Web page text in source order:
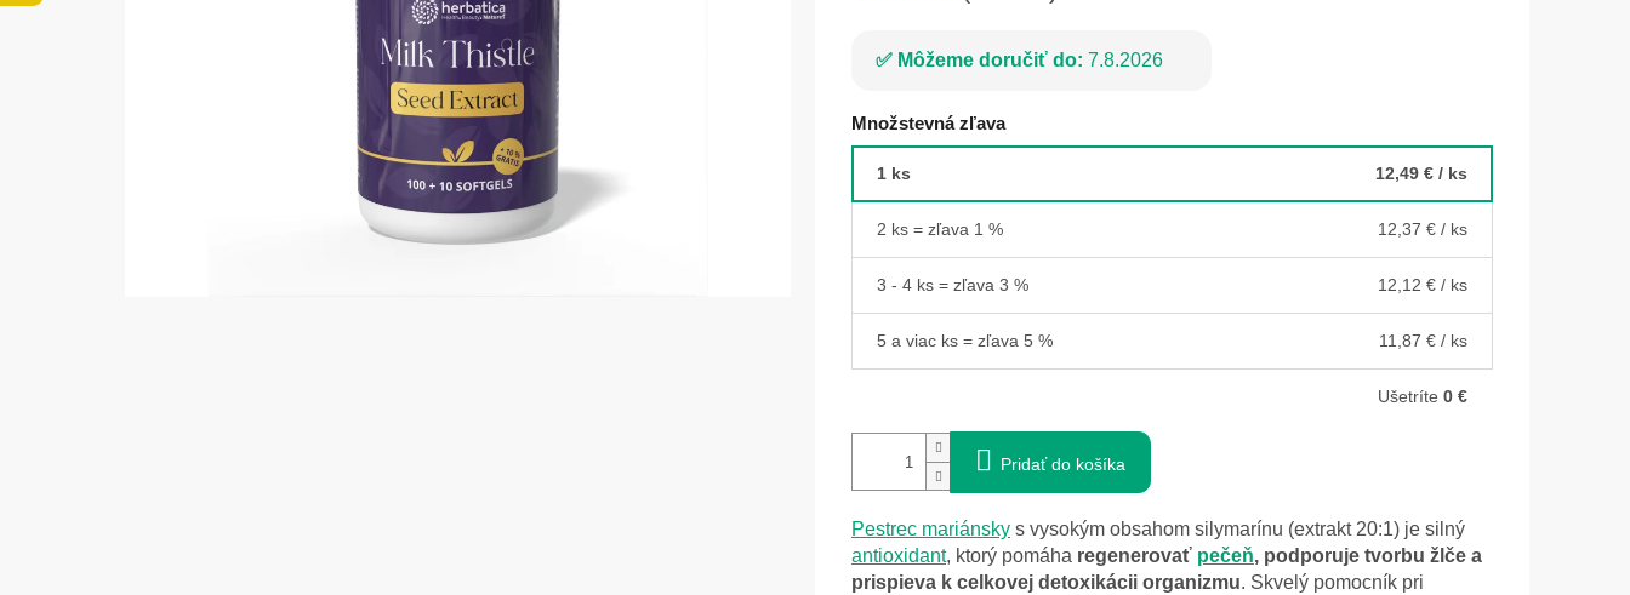
Môžeme doručiť do: 7.8.2026
Množstevná zľava
1 ks 12,49 € / ks
2 ks = zľava 1 % 12,37 € / ks
3 - 4 ks = zľava 3 % 12,12 € / ks
5 a viac ks = zľava 5 % 11,87 € / ks
Ušetríte 0 €
Pridať do košíka
Pestrec mariánsky s vysokým obsahom silymarínu (extrakt 20:1) je silný
antioxidant, ktorý pomáha regenerovať pečeň, podporuje tvorbu žlče a
prispieva k celkovej detoxikácii organizmu. Skvelý pomocník pri